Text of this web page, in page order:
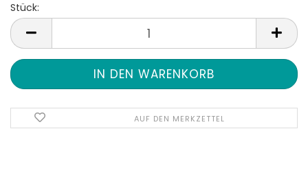
Stück:
Stück
AUF DEN MERKZETTEL